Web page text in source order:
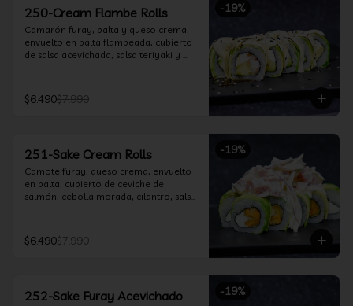
-19%
250-Cream Flambe Rolls
Camarón furay, palta y queso crema,
envuelto en palta flambeada, cubierto
de salsa acevichada, salsa teriyaki y
$6.490$7.990
-19%
251-Sake Cream Rolls
Camote furay, queso crema, envuelto
en palta, cubierto de ceviche de
salmón, cebolla morada, cilantro, salsa
$6.490$7.990
-19%
252-Sake Furay Acevichado